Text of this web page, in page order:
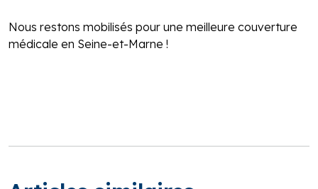
Nous restons mobilisés pour une meilleure couverture
médicale en Seine-et-Marne !